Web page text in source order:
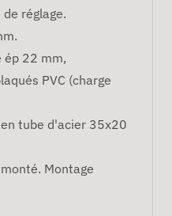
réglage.
ép 22 mm,
PVC (charge
tube d'acier 35x20
Montage